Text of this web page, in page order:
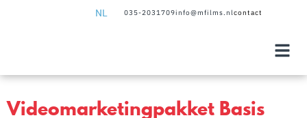
NL 035-2031709info@mfilms.nlcontact
Videomarketingpakket Basis